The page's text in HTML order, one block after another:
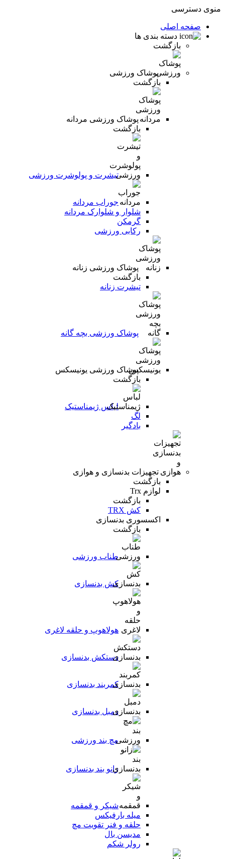
منوی دسترسی
صفحه اصلی
دسته بندی ها
بازگشت
پوشاک ورزشی
بازگشت
پوشاک ورزشی مردانه
بازگشت
تیشرت و پولوشرت ورزشی
جوراب مردانه
شلوار و شلوارک مردانه
گرمکن
رکابی ورزشی
پوشاک ورزشی زنانه
بازگشت
تیشرت زنانه
پوشاک ورزشی بچه گانه
پوشاک ورزشی یونیسکس
بازگشت
لباس ژیمناستیک
لگ
بادگیر
تجهیزات بدنسازی و هوازی
بازگشت
لوازم Trx
بازگشت
کش TRX
اکسسوری بدنسازی
بازگشت
طناب ورزشی
کش بدنسازی
هولاهوپ و حلقه لاغری
دستکش بدنسازی
کمربند بدنسازی
دمبل بدنسازی
مچ بند ورزشی
زانو بند بدنسازی
شیکر و قمقمه
میله بارفیکس
حلقه و فنر تقویت مچ
مدیسن بال
رولر شکم